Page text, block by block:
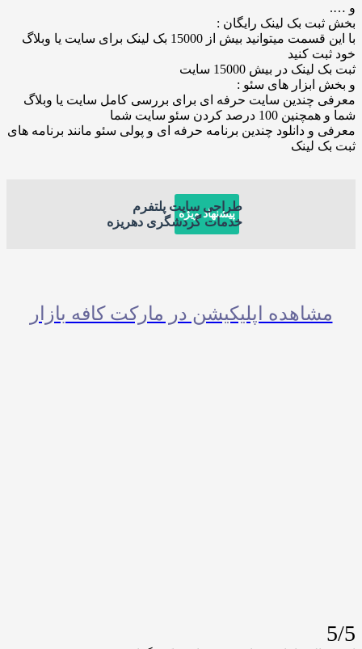
بک لینک رایگان :
با این قسمت میتوانید بیش از 15000 بک لینک برای سایت یا وبلاگ
کنید
در بیش 15000 سایت
های سئو :
سایت حرفه ای برای بررسی کامل سایت یا وبلاگ
کردن سئو سایت شما
دانلود چندین برنامه حرفه ای و پولی سئو مانند برنامه های
پیشنهاد ویژه
طراحی سایت پلتفرم
خدمات گردشگری دهریزه
اپلیکیشن در مارکت کافه بازار